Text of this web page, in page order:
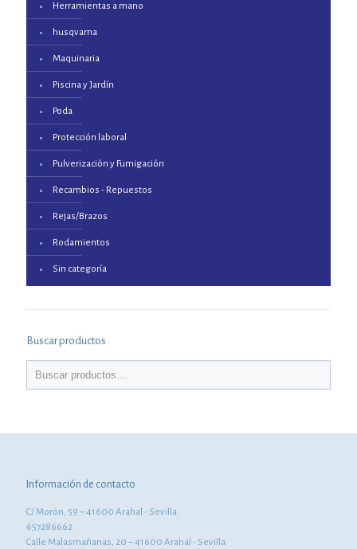
Herramientas a mano
husqvarna
Maquinaria
Piscina y Jardín
Poda
Protección laboral
Pulverización y Fumigación
Recambios - Repuestos
Rejas/Brazos
Rodamientos
Sin categoría
Buscar productos
Información de contacto
C/ Morón, 59 – 41600 Arahal - Sevilla
657286662
Calle Malasmañanas, 20 – 41600 Arahal - Sevilla